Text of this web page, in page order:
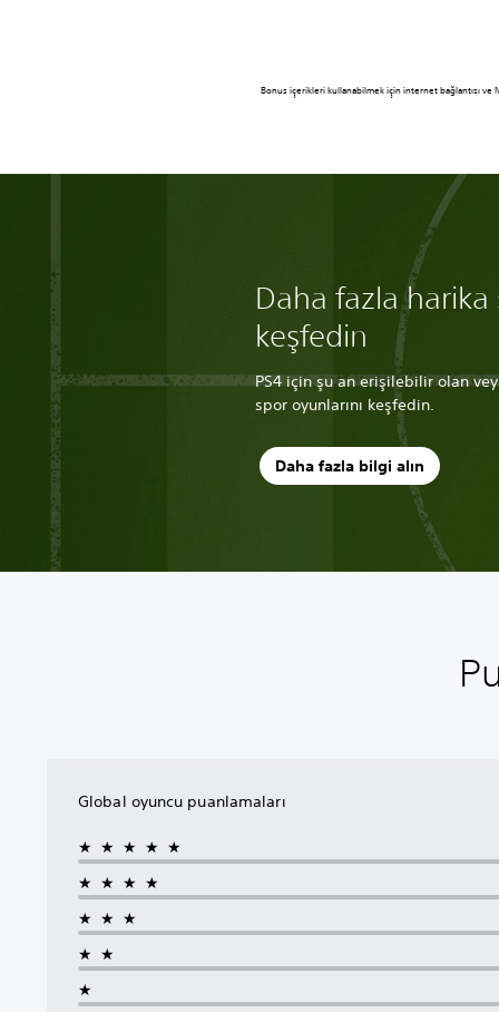
Bonus içerikleri kullanabilmek için internet bağlantısı ve
Daha fazla
keşfedin
PS4 için şu an erişilebilir olan
spor oyunlarını keşfedin.
Daha fazla bilgi alın
Global oyuncu puanlamaları
★★★★★
★★★★
★★★
★★
★